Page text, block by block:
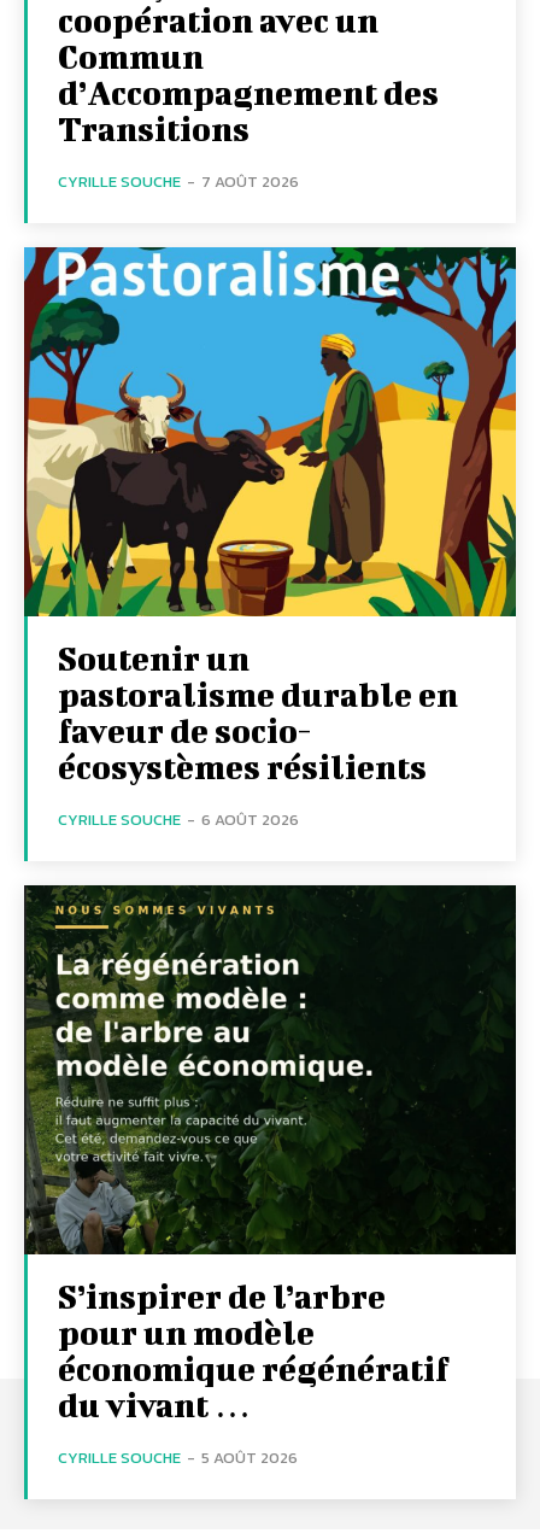
coopération avec un
Commun
d’Accompagnement des
Transitions
CYRILLE SOUCHE - 7 AOÛT 2026
Soutenir un
pastoralisme durable en
faveur de socio-
écosystèmes résilients
CYRILLE SOUCHE - 6 AOÛT 2026
S’inspirer de l’arbre
pour un modèle
économique régénératif
du vivant …
CYRILLE SOUCHE - 5 AOÛT 2026